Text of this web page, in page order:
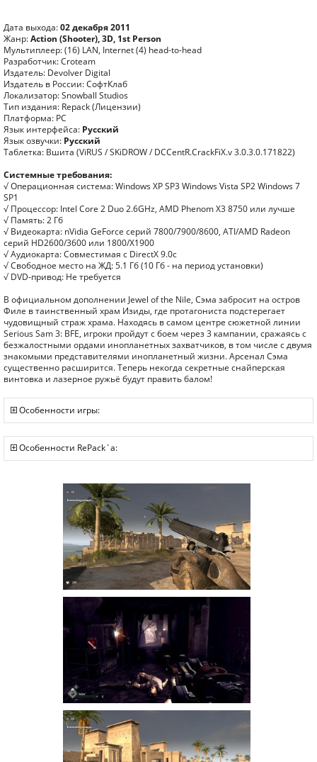
Дата выхода:02 декабря 2011
Жанр:Action (Shooter), 3D, 1st Person
Мультиплеер: (16) LAN, Internet (4) head-to-head
Разработчик: Croteam
Издатель: Devolver Digital
Издатель в России: СофтКлаб
Локализатор: Snowball Studios
Тип издания: Repack (Лицензии)
Платформа: PC
Язык интерфейса: Русский
Язык озвучки: Русский
Таблетка: Вшита (ViRUS / SKiDROW / DCCentR.CrackFiX.v 3.0.3.0.171822)
Системные требования:
√ Операционная система: Windows XP SP3 Windows Vista SP2 Windows 7
SP1
√ Процессор: Intel Core 2 Duo 2.6GHz, AMD Phenom X3 8750 или лучше
√ Память: 2 Гб
√ Видеокарта: nVidia GeForce серий 7800/7900/8600, ATI/AMD Radeon
серий HD2600/3600 или 1800/X1900
√ Аудиокарта: Совместимая с DirectX 9.0c
√ Свободное место на ЖД: 5.1 Гб (10 Гб - на период установки)
√ DVD-привод: Не требуется
В официальном дополнении Jewel of the Nile, Сэма забросит на остров
Филе в таинственный храм Изиды, где протагониста подстерегает
чудовищный страж храма. Находясь в самом центре сюжетной линии
Serious Sam 3: BFE, игроки пройдут с боем через 3 кампании, сражаясь с
безжалостными ордами инопланетных захватчиков, в том числе с двумя
знакомыми представителями инопланетный жизни. Арсенал Сэма
существенно расширится. Теперь некогда секретные снайперская
винтовка и лазерное ружьё будут править балом!
Особенности игры:
Особенности RePack`а: